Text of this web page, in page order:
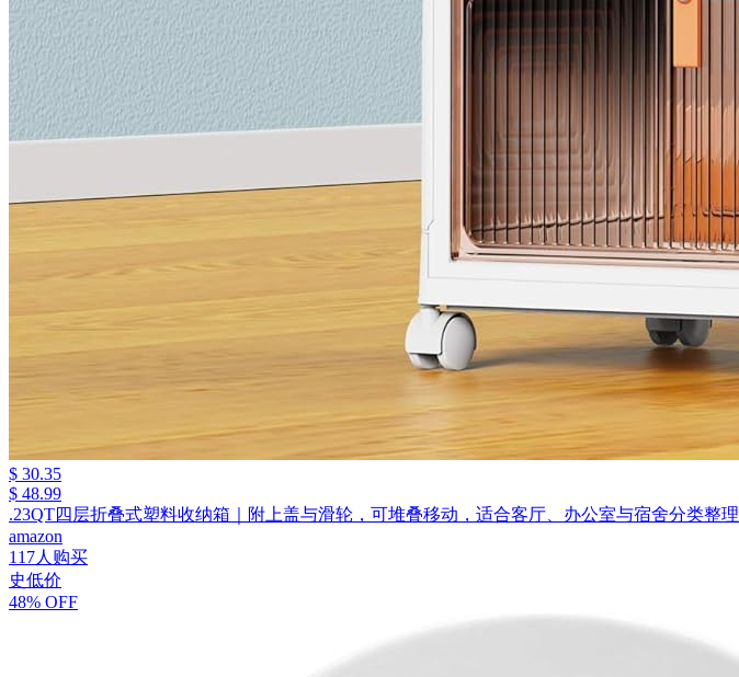
$ 30.35
$ 48.99
.23QT四层折叠式塑料收纳箱｜附上盖与滑轮，可堆叠移动，适合客厅、办公室与宿舍分类整理
amazon
117人购买
史低价
48% OFF